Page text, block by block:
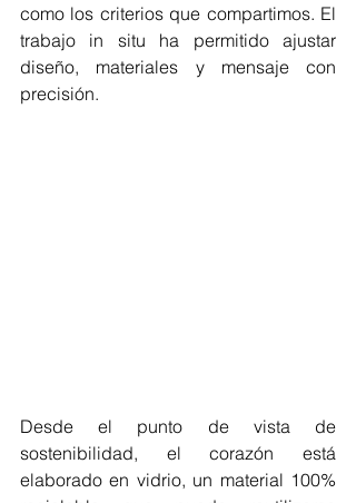
como los criterios que compartimos. El
trabajo in situ ha permitido ajustar
diseño, materiales y mensaje con
precisión.
Desde el punto de vista de
sostenibilidad, el corazón está
elaborado en vidrio, un material 100%